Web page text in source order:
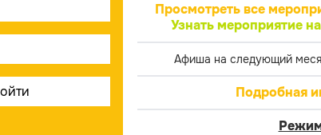
Просмотреть все
Узнать мероприятие
Афиша на следующий
Подробная